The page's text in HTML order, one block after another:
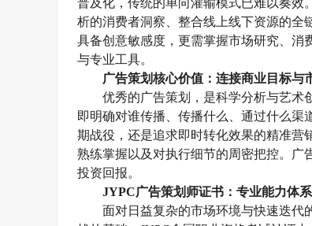
普及化，传统的单向灌输模式已难以奏效
析的消费者洞察、整合线上线下资源的全
具备创意敏感度，更需掌握市场研究、消
与专业工具。
广告策划核心价值：连接商业目标与
优秀的广告策划，是科学分析与艺术
即明确对谁传播、传播什么、通过什么渠
期战役，还是追求即时转化效果的精准营
熟练掌握以及对执行细节的周密把控。
广
投资回报。
JYPC广告策划师证书：专业能力体
面对日益复杂的市场环境与快速迭代